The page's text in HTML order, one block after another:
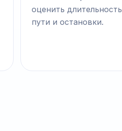
оценить длительность
пути и остановки.